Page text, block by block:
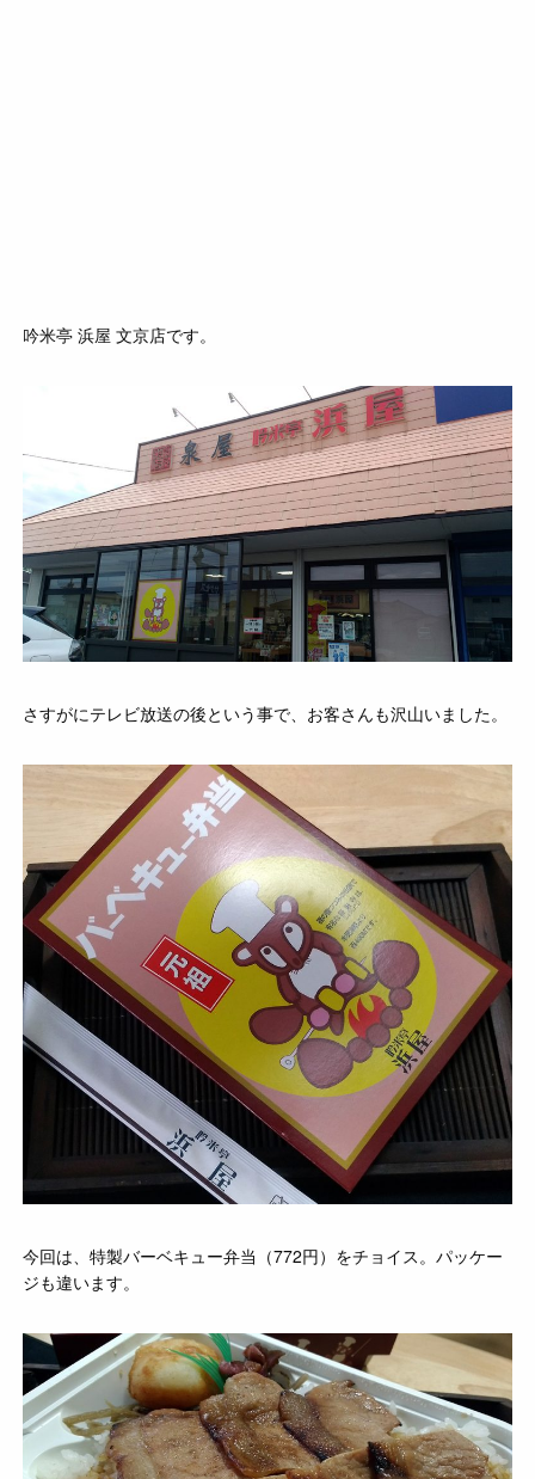
吟米亭 浜屋 文京店です。
さすがにテレビ放送の後という事で、お客さんも沢山いました。
今回は、特製バーベキュー弁当（772円）をチョイス。パッケー
ジも違います。